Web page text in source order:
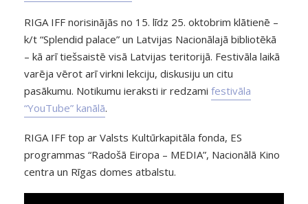
RIGA IFF norisinājās no 15. līdz 25. oktobrim klātienē –
k/t “Splendid palace” un Latvijas Nacionālajā bibliotēkā
– kā arī tiešsaistē visā Latvijas teritorijā. Festivāla laikā
varēja vērot arī virkni lekciju, diskusiju un citu
pasākumu. Notikumu ieraksti ir redzami festivāla
“YouTube” kanālā.
RIGA IFF top ar Valsts Kultūrkapitāla fonda, ES
programmas “Radošā Eiropa – MEDIA”, Nacionālā Kino
centra un Rīgas domes atbalstu.